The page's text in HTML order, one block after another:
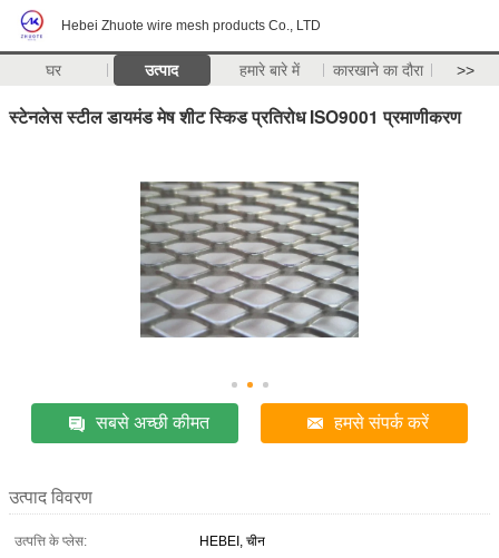
Hebei Zhuote wire mesh products Co., LTD
घर उत्पाद हमारे बारे में कारखाने का दौरा >>
स्टेनलेस स्टील डायमंड मेष शीट स्किड प्रतिरोध ISO9001 प्रमाणीकरण
सबसे अच्छी कीमत हमसे संपर्क करें
उत्पाद विवरण
उत्पत्ति के प्लेस:
HEBEI, चीन